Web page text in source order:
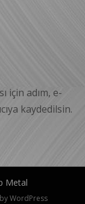
için adım, e-
kaydedilsin.
Metal
WordPress